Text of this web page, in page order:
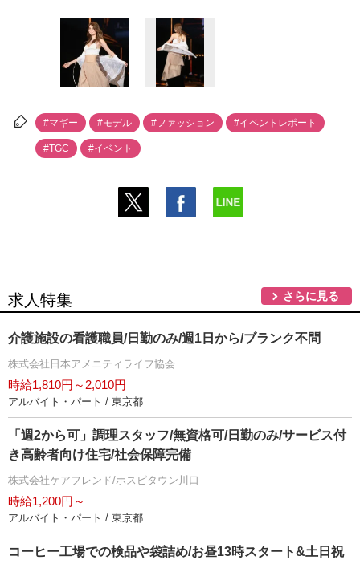
#マギー #モデル #ファッション #イベントレポート
#TGC #イベント
求人特集 さらに見る
介護施設の看護職員/日勤のみ/週1日から/ブランク不問
株式会社日本アメニティライフ協会
時給1,810円～2,010円
アルバイト・パート / 東京都
「週2から可」調理スタッフ/無資格可/日勤のみ/サービス付
き高齢者向け住宅/社会保障完備
株式会社ケアフレンド/ホスピタウン川口
時給1,200円～
アルバイト・パート / 東京都
コーヒー工場での検品や袋詰め/お昼13時スタート&土日祝